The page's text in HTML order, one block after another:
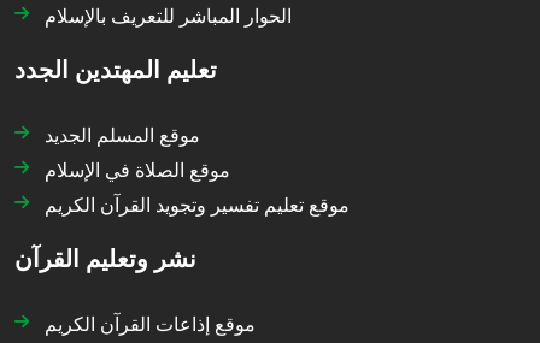
الحوار المباشر للتعريف بالإسلام
تعليم المهتدين الجدد
موقع المسلم الجديد
موقع الصلاة في الإسلام
موقع تعليم تفسير وتجويد القرآن الكريم
نشر وتعليم القرآن
موقع إذاعات القرآن الكريم